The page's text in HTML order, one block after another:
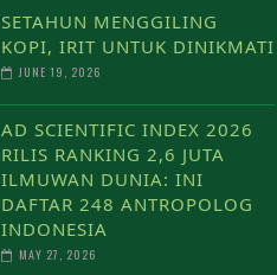
SETAHUN MENGGILING
KOPI, IRIT UNTUK DINIKMATI
JUNE 19, 2026
AD SCIENTIFIC INDEX 2026
RILIS RANKING 2,6 JUTA
ILMUWAN DUNIA: INI
DAFTAR 248 ANTROPOLOG
INDONESIA
MAY 27, 2026